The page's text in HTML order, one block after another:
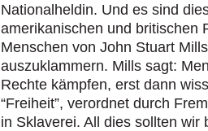
Nationalheldin. Und es sind
amerikanischen und britischen
Menschen von John Stuart
auszuklammern. Mills sagt:
Rechte kämpfen, erst dann
“Freiheit”, verordnet durch
in Sklaverei. All dies sollten wir